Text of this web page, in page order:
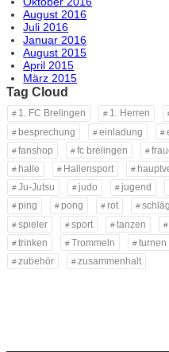
August 2016
Juli 2016
Januar 2016
August 2015
April 2015
März 2015
Tag Cloud
1. FC Brelingen 1. Herren
besprechung
einladung
fanshop
fc brelingen
halle
Hallensport
Ju-Jutsu
judo jugend
ping
pong rot
spieler
sport tanzen
trinken
Trommeln turnen
zubehör
zusammenhalt